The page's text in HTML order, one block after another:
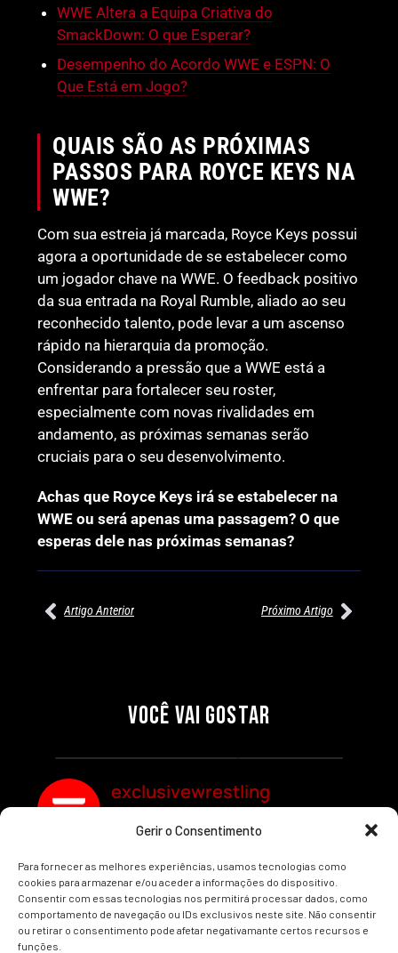
Gerir o Consentimento
Para fornecer as melhores experiências, usamos tecnologias como
cookies para armazenar e/ou aceder a informações do dispositivo.
Consentir com essas tecnologias nos permitirá processar dados, como
comportamento de navegação ou IDs exclusivos neste site. Não consentir
ou retirar o consentimento pode afetar negativamante certos recursos e
funções.
WWE Altera a Equipa Criativa do
SmackDown: O que Esperar?
Desempenho do Acordo WWE e ESPN: O
Que Está em Jogo?
QUAIS SÃO AS PRÓXIMAS
PASSOS PARA ROYCE KEYS NA
WWE?
Com sua estreia já marcada, Royce Keys possui
agora a oportunidade de se estabelecer como
um jogador chave na WWE. O feedback positivo
da sua entrada na Royal Rumble, aliado ao seu
reconhecido talento, pode levar a um ascenso
rápido na hierarquia da promoção.
Considerando a pressão que a WWE está a
enfrentar para fortalecer seu roster,
especialmente com novas rivalidades em
andamento, as próximas semanas serão
cruciais para o seu desenvolvimento.
Achas que Royce Keys irá se estabelecer na
WWE ou será apenas uma passagem? O que
esperas dele nas próximas semanas?
Artigo Anterior Próximo Artigo
VOCÊ VAI GOSTAR
SEGMENTOS A NÃO PERDER
Por exclusivewrestling
MUNDIAL FEMININO NA AEW
REDEMPTION
Por exclusivewrestling
exclusivewrestling
Ver mais Artigos